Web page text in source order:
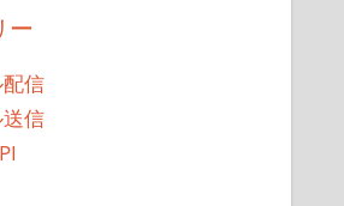
ー
配信
送信